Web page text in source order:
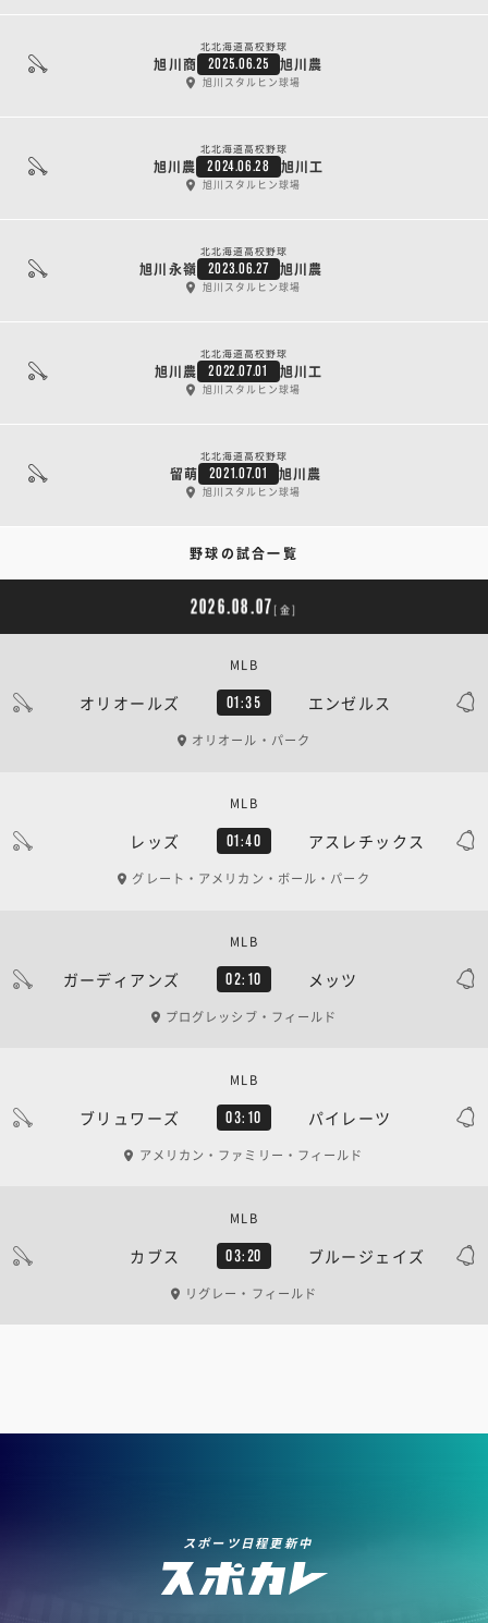
北北海道高校野球
旭川商 2025.06.25 旭川農
旭川スタルヒン球場
北北海道高校野球
旭川農 2024.06.28 旭川工
旭川スタルヒン球場
北北海道高校野球
旭川永嶺 2023.06.27 旭川農
旭川スタルヒン球場
北北海道高校野球
旭川農 2022.07.01 旭川工
旭川スタルヒン球場
北北海道高校野球
留萌 2021.07.01 旭川農
旭川スタルヒン球場
野球の試合一覧
2026.08.07 [金]
オリオールズ 01:35 エンゼルス
MLB
オリオール・パーク
レッズ 01:40 アスレチックス
MLB
グレート・アメリカン・ボール・パーク
ガーディアンズ 02:10 メッツ
MLB
プログレッシブ・フィールド
ブリュワーズ 03:10 パイレーツ
MLB
アメリカン・ファミリー・フィールド
カブス 03:20 ブルージェイズ
MLB
リグレー・フィールド
スポーツ日程更新中